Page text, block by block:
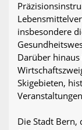
insbesondere
Darüber
Skigebieten,
Die Stadt Bern,